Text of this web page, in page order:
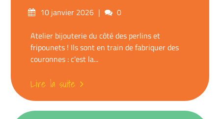
Posté10 janvier 2026 commentaires
0
Atelier bijouterie du côté des perlins et
fripounets ! Ils sont en train de fabriquer des
couronnes : c'est la...
Lire la suite